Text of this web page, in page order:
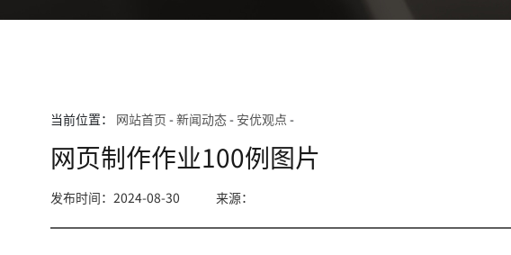
当前位置： 网站首页 -新闻动态- 安优观点 -
网页制作作业100例图片
发布时间：2024-08-30 来源：